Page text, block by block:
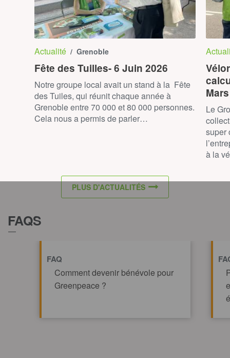
Actualité / Grenoble
Fête des Tuilles- 6 Juin 2026
Notre groupe local avait un stand à la Fête
des Tuiles, qui réunit chaque année à
Grenoble entre 70 000 et 80 000 personnes.
Cela nous a permis de parler…
Le
super
à la
PLUS D'ACTUALITÉS
FAQS
FAQ
Comment devenir bénévole pour
Greenpeace ?